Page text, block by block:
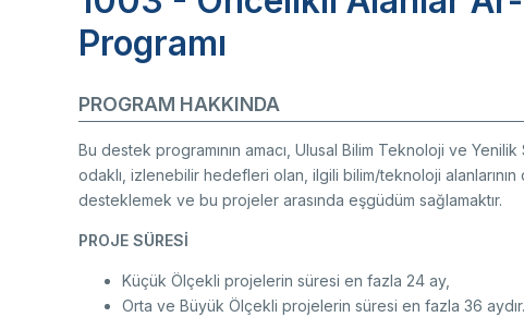
Geçmiş
Çok
Fotoğraf Arşivi
Programı
PROGRAM HAKKINDA
Bu destek programının amacı, Ulusal Bilim Teknoloji ve
odaklı, izlenebilir hedefleri olan, ilgili bilim/teknoloji
desteklemek ve bu projeler arasında eşgüdüm sağlamaktır.
PROJE SÜRESİ
Küçük Ölçekli projelerin süresi en fazla 24 ay,
Orta ve Büyük Ölçekli projelerin süresi en fazla 36 aydır.